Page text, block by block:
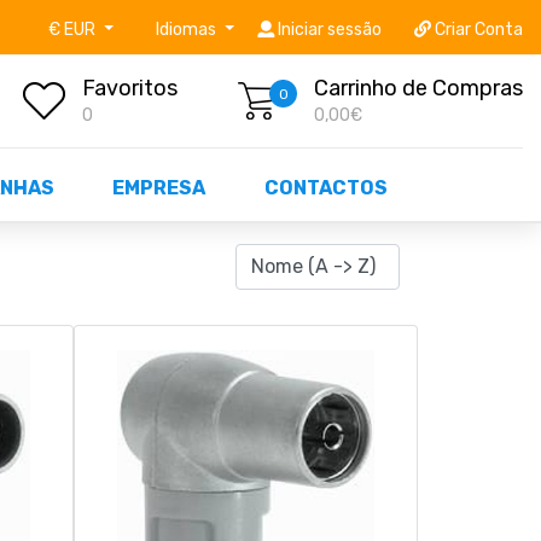
STOCK OFF! Não perca já as centenas de
€ EUR Idiomas Iniciar sessão Criar Conta
Favoritos
0
0 Carrinho de Compras
0,00€
EMPRESA CONTACTOS